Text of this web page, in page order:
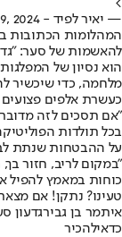
>
— יאיר לפיד - Yair Lapid (@yairlapid)2024
המהלומות הכתובות
להאשמות של סער:
הוא נסיון של
מלחמה, כדי שיכשיר
כעשרת אלפים פצועים ומעל 700 הרוגים (כולל
"אם תסכים לזה
בכל תולדות
על ההבטחות שנתת
"במקום לריב, חזור
כוחות במאמץ להפיל
טעינו? נתקן! אם
איתמר בן גבירגדעון
כדאילהכיר